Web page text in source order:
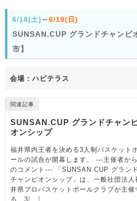
6/18(土) ～6/19(日)
SUNSAN.CUP グランドチャンピ
市】
会場：ハピテラス